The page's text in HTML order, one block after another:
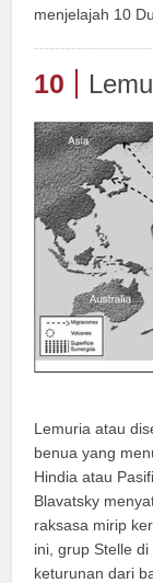
menjelajah 10
10
Lemuria atau
benua yang
Hindia atau
Blavatsky
raksasa mirip
ini, grup Stelle
keturunan dari